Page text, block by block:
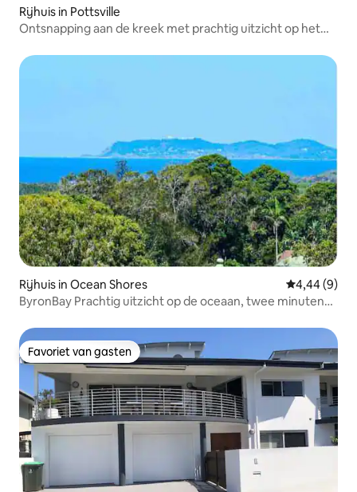
Rijhuis in Pottsville
Ontsnapping aan de kreek met prachtig uitzicht op het
Rijhuis in Ocean Shores Gemiddelde
4,44 (9)
ByronBay Prachtig uitzicht op de oceaan, twee minuten
Favoriet van gasten
Favoriet van gasten